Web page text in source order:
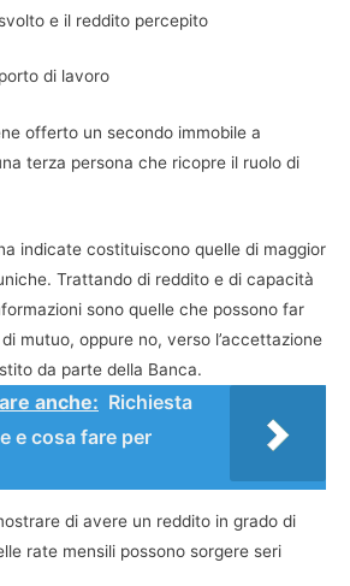
e il reddito percepito
di lavoro
offerto un secondo immobile a
terza persona che ricopre il ruolo di
indicate costituiscono quelle di maggior
Trattando di reddito e di capacità
sono quelle che possono far
mutuo, oppure no, verso l’accettazione
da parte della Banca.
anche: Richiesta
e cosa fare per
di avere un reddito in grado di
rate mensili possono sorgere seri